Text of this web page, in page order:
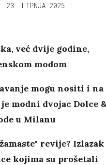
23. LIPNJA 2025.
već dvije godine,
modom
mogu nositi i na
modni dvojac Dolce
u Milanu
revije? Izlazak
kojima su prošetali